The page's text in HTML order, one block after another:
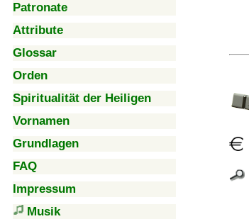
Patronate
Attribute
Glossar
Orden
Spiritualität der Heiligen
Vornamen
Grundlagen
FAQ
Impressum
Musik